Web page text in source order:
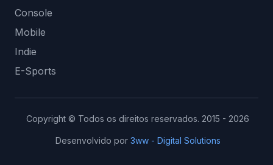
Console
Mobile
Indie
E-Sports
Copyright © Todos os direitos reservados. 2015 - 2026
Desenvolvido por 3ww - Digital Solutions